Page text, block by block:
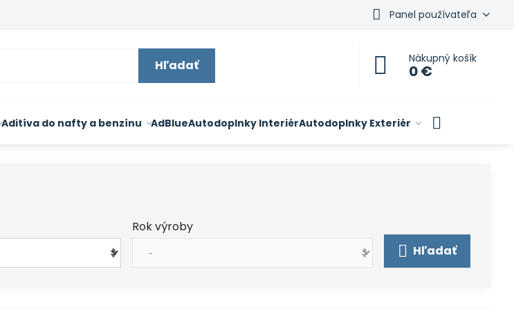
Panel používateľa
Hľadať Nákupný košík
0 €
Aditíva do nafty a benzínu AdBlueAutodoplnky InteriérAutodoplnky Exteriér
Rok výroby
Hľadať